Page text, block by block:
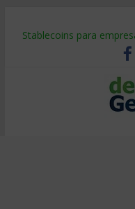
Stablecoins para
Despido silencioso: qué
IA en selección de
Trabajo forzoso en la
Mercado hispano de